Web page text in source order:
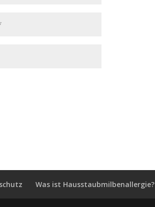
Was ist Hausstaubmilbenallergie?